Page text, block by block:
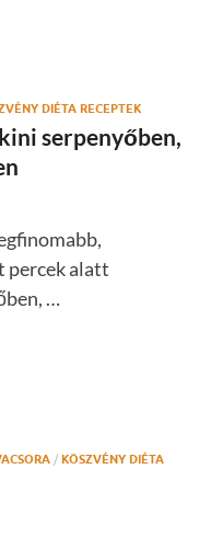
DIÉTA RECEPTEK
serpenyőben,
percek alatt
…
/ KÖSZVÉNY DIÉTA